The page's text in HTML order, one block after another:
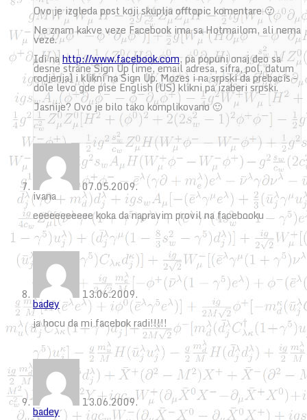
Ovo je izgleda post koji skuplja offtopic komentare 🙂
Ne znam kakve veze Facebook ima sa Hotmailom, ali nema
veze.
Idi nahttp://www.facebook.com, pa popuni onaj deo sa
desne strane Sign Up (ime, email adresa, sifra, pol, datum
rodjenja) i klikni na Sign Up. Mozes i na srpski da prebacis –
dole levo gde pise English (US) klikni pa izaberi srpski.
Jasnije? Ovo je bilo tako komplikovano 🙂
07.05.2009.
ivana
eeeeeeeeeee koka da napravim provil na facebooku
13.06.2009.
badey
ja hocu da mi facebok radi!!!!!
13.06.2009.
badey